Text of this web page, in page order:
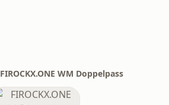
FIROCKX.ONE WM Doppelpass